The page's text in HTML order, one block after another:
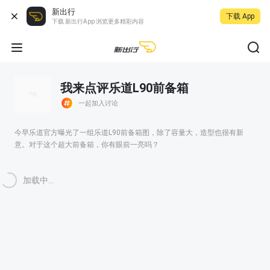
新出行
下载 新出行App 浏览更多精彩内容
下载 App
我来点评乐道L90前备箱
一起加入讨论
今早乐道官方曝光了一组乐道L90前备箱图，除了容量大，造型也很有新
意。对于这个超大前备箱，你有眼前一亮吗？
加载中...